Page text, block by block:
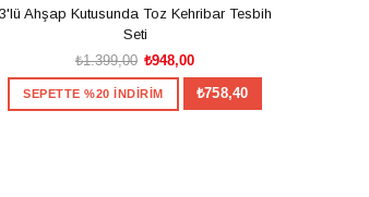
3'lü Ahşap Kutusunda Toz Kehribar Tesbih
Seti
₺948,00
₺1.399,00
SEPETTE %20 İNDİRİM ₺758,40